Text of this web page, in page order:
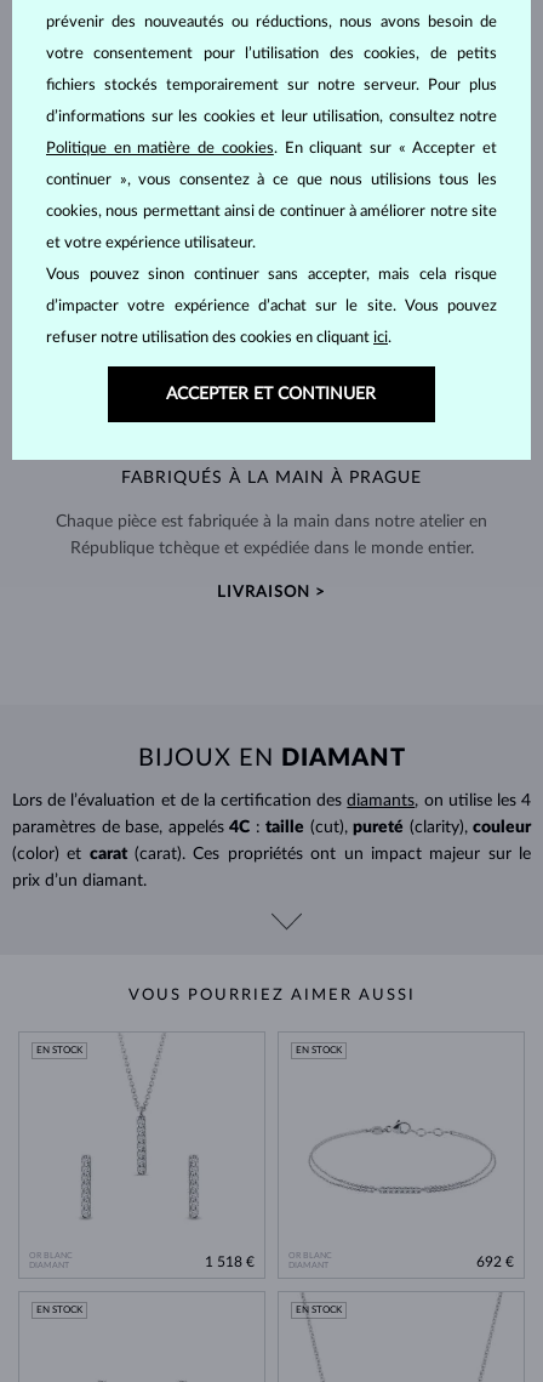
FABRIQUÉS À LA MAIN À PRAGUE
Chaque pièce est fabriquée à la main dans notre atelier en
République tchèque et expédiée dans le monde entier.
LIVRAISON >
BIJOUX EN DIAMANT
Lors de l’évaluation et de la certification desdiamants, on utilise les 4
paramètres de base, appelés 4C : taille (cut), pureté (clarity), couleur
(color) et carat (carat). Ces propriétés ont un impact majeur sur le
prix d’un diamant.
VOUS POURRIEZ AIMER AUSSI
OR BLANC
DIAMANT
EN STOCK
1 518 €
OR BLANC
DIAMANT
EN STOCK
692 €
EN STOCK EN STOCK
prévenir des nouveautés ou réductions, nous avons besoin de
votre consentement pour l’utilisation des cookies, de petits
fichiers stockés temporairement sur notre serveur. Pour plus
d’informations sur les cookies et leur utilisation, consultez notre
Politique en matière de cookies. En cliquant sur « Accepter et
continuer », vous consentez à ce que nous utilisions tous les
cookies, nous permettant ainsi de continuer à améliorer notre site
et votre expérience utilisateur.
Vous pouvez sinon continuer sans accepter, mais cela risque
d’impacter votre expérience d’achat sur le site. Vous pouvez
refuser notre utilisation des cookies en cliquant ici.
ACCEPTER ET CONTINUER